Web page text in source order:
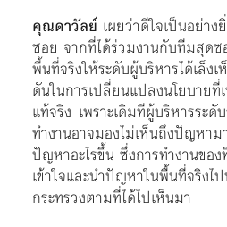
คุณดาวัลย์ เผยว่าดีใจเป็นอย่า
ซอย จากที่ได้ร่วมงานกับทีมสุด
พื้นที่จริงให้ระดับผู้บริหารได้เล็ง
ดันในการเปลี่ยนแปลงนโยบายที่
แท้จริง เพราะเดิมทีผู้บริหารระ
ทำงานอาจมองไม่เห็นถึงปัญหาม
ปัญหาอะไรขึ้น ซึ่งการทำงานขอ
เข้าใจและนำปัญหาในพื้นที่จริงไ
กระทรวงตามที่ได้ไปเห็นมา